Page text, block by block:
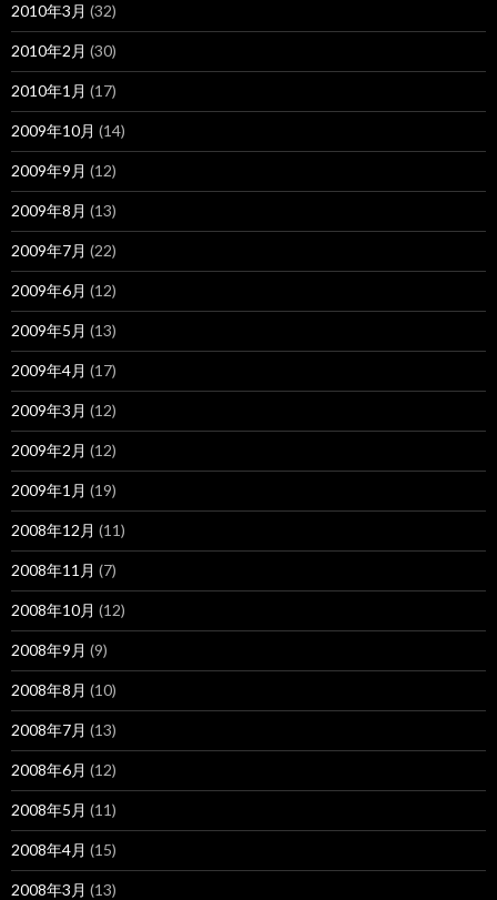
2010年3月 (32)
2010年2月 (30)
2010年1月 (17)
2009年10月 (14)
2009年9月 (12)
2009年8月 (13)
2009年7月 (22)
2009年6月 (12)
2009年5月 (13)
2009年4月 (17)
2009年3月 (12)
2009年2月 (12)
2009年1月 (19)
2008年12月 (11)
2008年11月 (7)
2008年10月 (12)
2008年9月 (9)
2008年8月 (10)
2008年7月 (13)
2008年6月 (12)
2008年5月 (11)
2008年4月 (15)
2008年3月 (13)